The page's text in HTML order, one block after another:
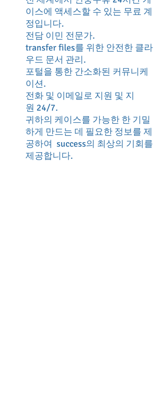
에서 상업적 성공을 거두었
다는 증거
이스에 액세스할 수 있는 무료 계
정입니다.
전담 이민 전문가.
transfer files를 위한 안전한 클라
우드 문서 관리.
포털을 통한 간소화된 커뮤니케
이션.
전화 및 이메일로 지원 및 지
원 24/7.
귀하의 케이스를 가능한 한 기밀
하게 만드는 데 필요한 정보를 제
공하여 success의 최상의 기회를
제공합니다.